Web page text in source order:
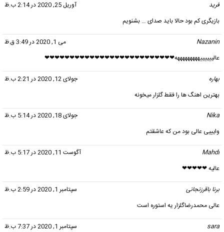
فرید
آوریل 25, 2020 در 2:14 ب.ظ
بازیگری کم بود حالا باید صدای … بشنویم
Nazanin
می 1, 2020 در 3:49 ق.ظ
عالییییییهههههههههه❤❤❤❤❤❤❤❤❤❤❤❤❤❤❤❤❤❤❤❤❤❤❤❤❤❤
بهاره
جولای 12, 2020 در 2:21 ب.ظ
بهترین اهنگ ها را فقط گلزار میخونه
Nika
جولای 18, 2020 در 5:14 ب.ظ
وایییی عالی بود من که عاشقتم
Mahdi
آگوست 11, 2020 در 5:17 ب.ظ
عالیه ❤❤❤❤❤
برنا باقرزنجانی
سپتامبر 1, 2020 در 2:59 ب.ظ
عالی محمدرضاگلزار یه استوره است
sara
سپتامبر 1, 2020 در 7:37 ب.ظ